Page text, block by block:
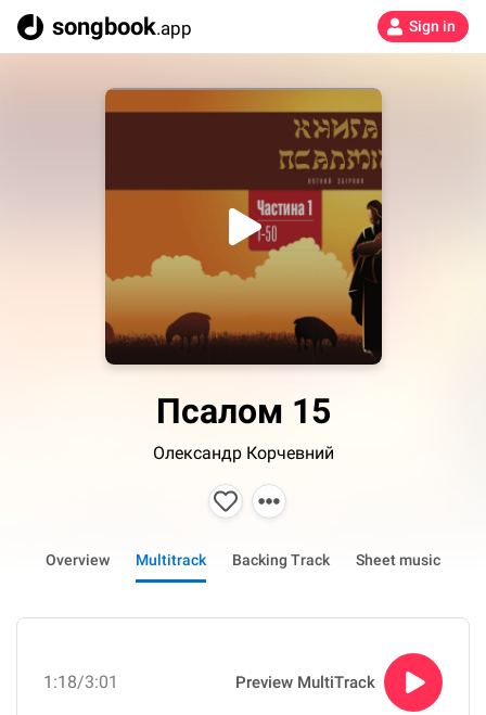
songbook.app Sign in
Псалом 15
Олександр Корчевний
Overview Multitrack Backing Track Sheet music
1:18/3:01 Preview MultiTrack